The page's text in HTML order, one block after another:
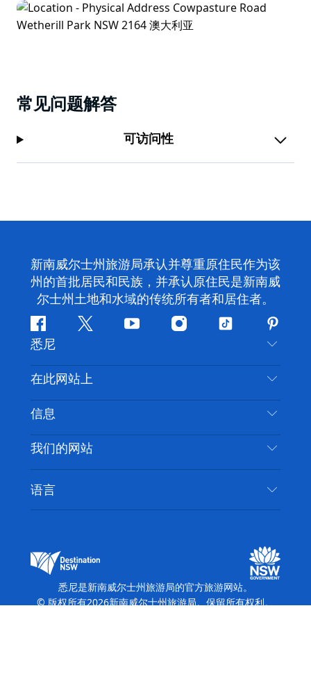
常见问题解答
可访问性
新南威尔士州旅游局承认并尊重原住民作为该
州的首批居民和民族，并承认原住民是新南威
尔士州土地和水域的传统所有者和居住者。
Facebook叽
喳
喳
YouTubeInstagram
抖
悉尼
联系我们
免责声明
隐私
Cookie 通知
在此网站上
目的地
推荐活动
新南威尔士州公路旅行
活动
住宿
信息
旅行信息
无障碍悉尼
列出您的业务
我们的网站
新南威尔士州旅游局媒体中心
缤纷悉尼灯光音乐节
语言
悉尼是新南威尔士州旅游局的官方旅游网站。
© 版权所有2026新南威尔士州旅游局。保留所有权利。